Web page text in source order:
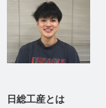
日総工産とは